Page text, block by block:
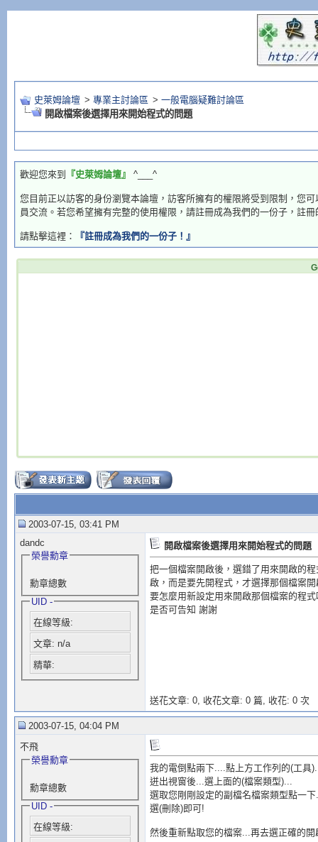
史萊姆論壇 > 專業主討論區 > 一般電腦疑難討論區
開啟檔案後選擇用來開始程式的問題
歡迎您來到 『史萊姆論壇』 ^___^
您目前正以訪客的身份瀏覽本論壇，訪客所擁有的權限將受到限制，您
員交流。若您希望擁有完整的使用權限，請註冊成為我們的一份子，註
請點擊這裡： 『註冊成為我們的一份子！』
2003-07-15, 03:41 PM
dandc
榮譽勳章
勳章總數
UID -
在線等級:
文章: n/a
精華:
開啟檔案後選擇用來開始程式的問題
把一個檔案開啟後，選錯了用來開啟的
啟，而是要先開程式，才選擇那個檔案開
要怎麼用新設定用來開啟那個檔案的程式
是否可告知 謝謝
送花文章: 0, 收花文章: 0 篇, 收花: 0 次
2003-07-15, 04:04 PM
不飛
榮譽勳章
勳章總數
UID -
在線等級:
我的電倒點兩下....點上方工作列的(工具
迸出視窗後...選上面的(檔案類型)...
選取您剛剛設定的副檔名檔案類型點一
選(刪除)即可!
然後重新點取您的檔案...再去選正確的開